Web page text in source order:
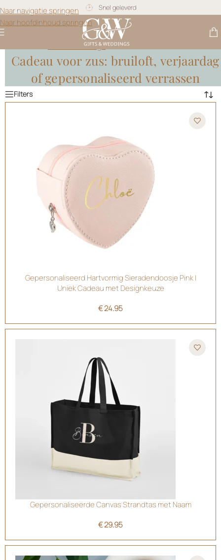
Naar navigatie springen
Naar hoofdinhoud springen
Snel geleverd
Gratis personalisatie
Gifts & Weddings>Cadeau voor Zussen
Cadeau voor zus: bruiloft, verjaardag
of gepersonaliseerd verrassen
Gepersonaliseerd Hartvormig Sieradendoosje Pink |
Uniek Cadeau met Designkeuze
€24.95
Gepersonaliseerde Canvas Strandtas met Naam
€29.95